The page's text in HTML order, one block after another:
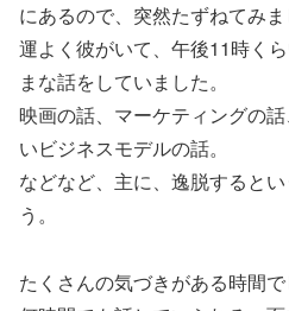
にあるので、突然たずねてみま
運よく彼がいて、午後11時く
まな話をしていました。
映画の話、マーケティングの
いビジネスモデルの話。
などなど、主に、逸脱すると
う。
たくさんの気づきがある時間で